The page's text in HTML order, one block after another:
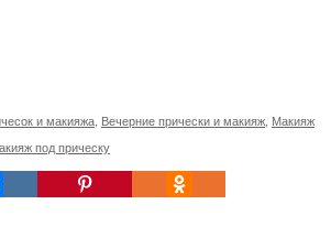
и макияжа, Вечерние прически и макияж, Макияж
под прическу